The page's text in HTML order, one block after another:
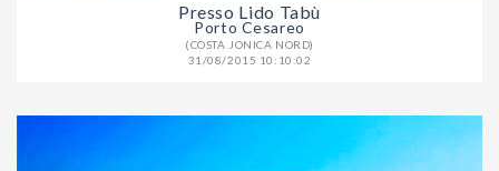
Presso Lido Tabù
Porto Cesareo
(COSTA JONICA NORD)
31/08/2015 10:10:02